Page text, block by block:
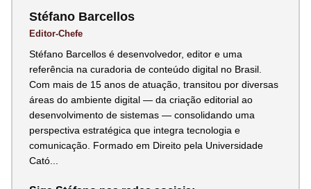
Stéfano Barcellos
Editor-Chefe
Stéfano Barcellos é desenvolvedor, editor e uma
referência na curadoria de conteúdo digital no Brasil.
Com mais de 15 anos de atuação, transitou por diversas
áreas do ambiente digital — da criação editorial ao
desenvolvimento de sistemas — consolidando uma
perspectiva estratégica que integra tecnologia e
comunicação. Formado em Direito pela Universidade
Cató...